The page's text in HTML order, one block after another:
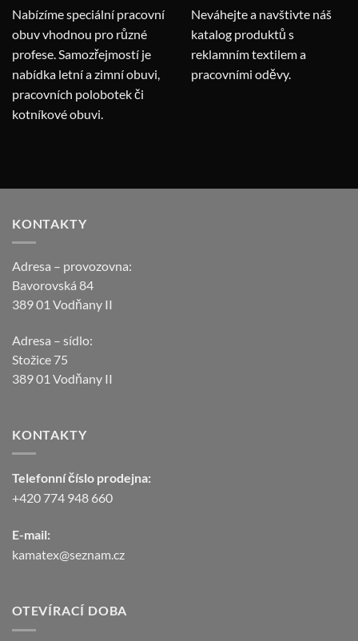
Nabízíme speciální pracovní
obuv vhodnou pro různé
profese. Samozřejmostí je
nabídka letní a zimní obuvi,
pracovních polobotek či
kotníkové obuvi.
Neváhejte a navštivte náš
katalog produktů s
reklamním textilem a
pracovními oděvy.
KONTAKTY
Adresa – provozovna:
Bavorovská 84
389 01 Vodňany II
Adresa – sídlo:
Stožice 75
389 01 Vodňany II
KONTAKTY
Telefonní číslo prodejna:
+420 774 948 660
E-mail:
kamatex@seznam.cz
OTEVÍRACÍ DOBA